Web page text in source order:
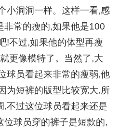
小洞洞一样。这样一看,感
非常的瘦的,如果他是100
!不过,如果他的体型再瘦
更像模特了。当然了,大
球员看起来非常的瘦弱,他
为短裤的版型比较宽大,所
,不过这位球员看起来还是
位球员穿的裤子是短款的,